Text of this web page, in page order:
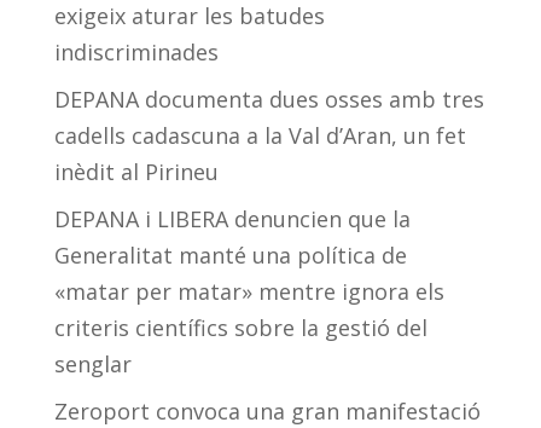
exigeix aturar les batudes
indiscriminades
DEPANA documenta dues osses amb tres
cadells cadascuna a la Val d’Aran, un fet
inèdit al Pirineu
DEPANA i LIBERA denuncien que la
Generalitat manté una política de
«matar per matar» mentre ignora els
criteris científics sobre la gestió del
senglar
Zeroport convoca una gran manifestació